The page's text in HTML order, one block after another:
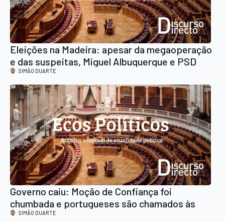
Eleições na Madeira: apesar da megaoperação
e das suspeitas, Miguel Albuquerque e PSD
venceram
SIMÃO DUARTE
Governo caiu: Moção de Confiança foi
chumbada e portugueses são chamados às
urnas a 18 de maio
SIMÃO DUARTE